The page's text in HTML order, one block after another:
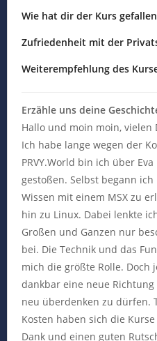
Wie hat dir der Kurs
Zufriedenheit mit der
Weiterempfehlung des
Erzähle uns deine
Hallo und moin moin, vielen
Ich habe lange wegen der
PRVY.World bin ich über
gestoßen. Selbst begann
Wissen mit einem MSX zu
hin zu Linux. Dabei lenkte
Großen und Ganzen nur
bei. Die Technik und das
mich die größte Rolle. Doch
dankbar eine neue
neu überdenken zu dürfen.
Kosten haben sich die
Dank und einen guten